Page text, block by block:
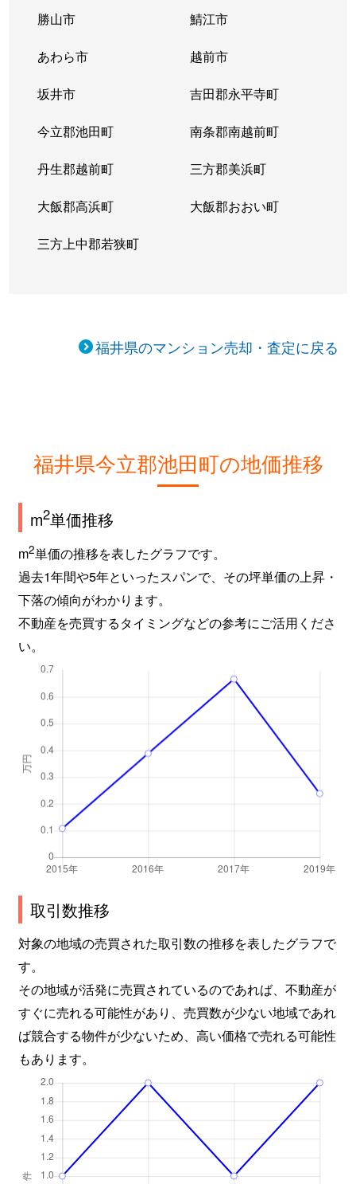
勝山市 鯖江市
あわら市 越前市
坂井市 吉田郡永平寺町
今立郡池田町 南条郡南越前町
丹生郡越前町 三方郡美浜町
大飯郡高浜町 大飯郡おおい町
三方上中郡若狭町
福井県のマンション売却・査定に戻る
福井県今立郡池田町の地価推移
m2単価推移
m2単価の推移を表したグラフです。
過去1年間や5年といったスパンで、その坪単価の上昇・
下落の傾向がわかります。
不動産を売買するタイミングなどの参考にご活用くださ
い。
取引数推移
対象の地域の売買された取引数の推移を表したグラフで
す。
その地域が活発に売買されているのであれば、不動産が
すぐに売れる可能性があり、売買数が少ない地域であれ
ば競合する物件が少ないため、高い価格で売れる可能性
もあります。